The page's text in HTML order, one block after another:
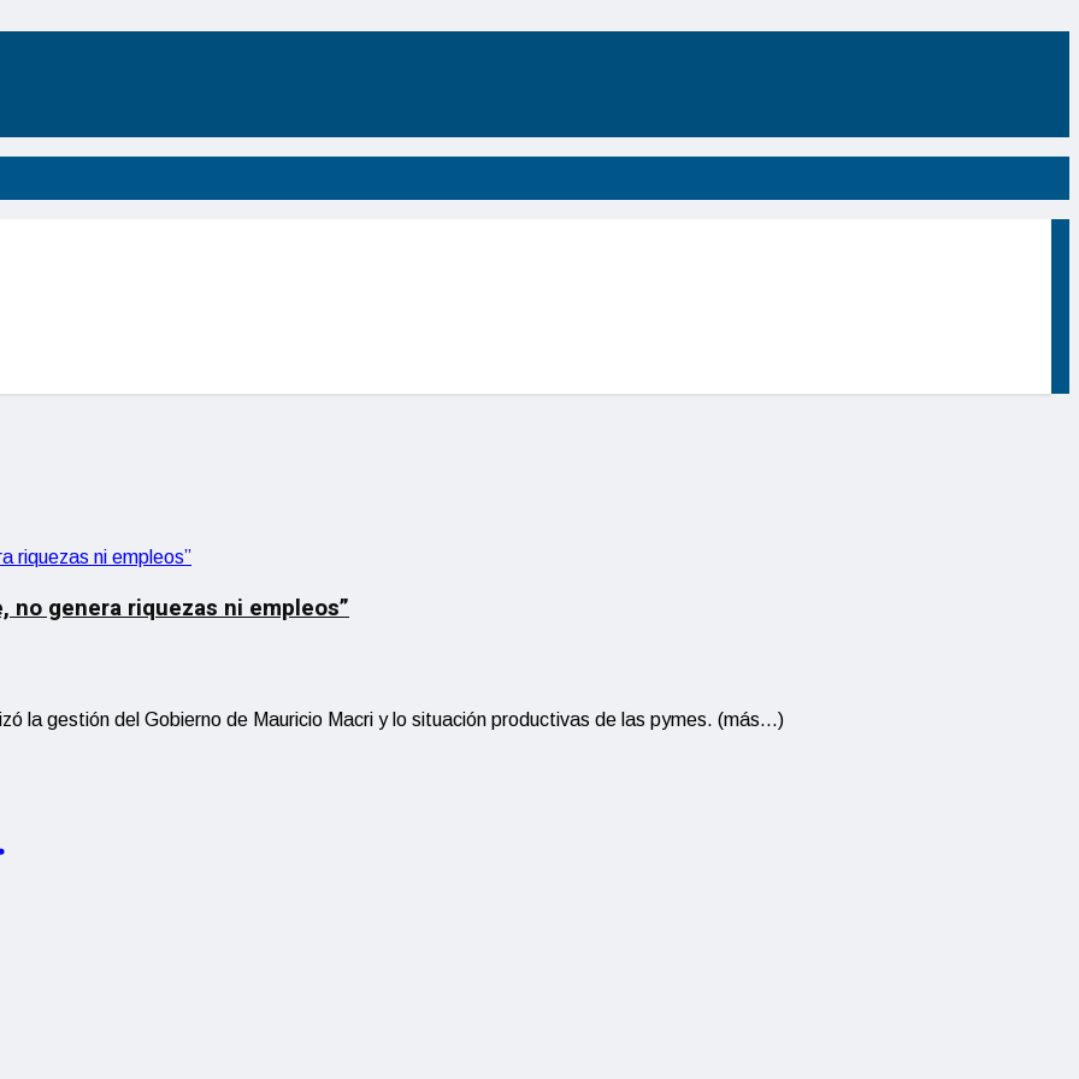
no genera riquezas ni empleos”
la gestión del Gobierno de Mauricio Macri y lo situación productivas de las pymes. (más…)